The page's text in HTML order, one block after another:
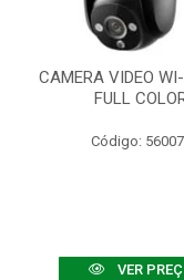
CAMERA VIDEO
FULL
Código:
VER